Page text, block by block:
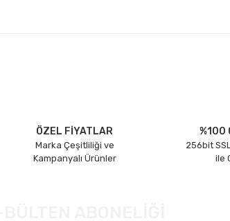
ÖZEL FİYATLAR
Marka Çeşitliliği ve
Kampanyalı Ürünler
%100
256bit
ile